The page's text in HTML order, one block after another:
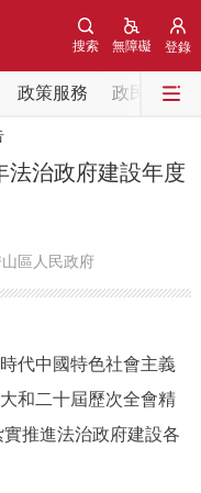
登錄
無障礙
搜索
政策服務 政民互動
政策服務
法治政府建設年度
區人民政府
代中國特色社會主義
和二十屆歷次全會精
推進法治政府建設各